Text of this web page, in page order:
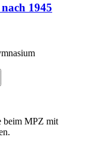
1945
beim MPZ mit